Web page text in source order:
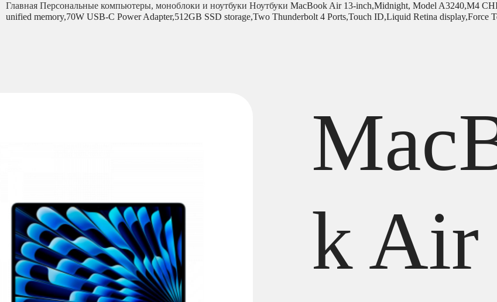
Главная Персональные компьютеры, моноблоки и ноутбуки Ноутбуки MacBook Air 13-inch,Midnight, Model A3240,M4
unified memory,70W USB-C Power Adapter,512GB SSD storage,Two Thunderbolt 4 Ports,Touch ID,Liquid Retina
k Air